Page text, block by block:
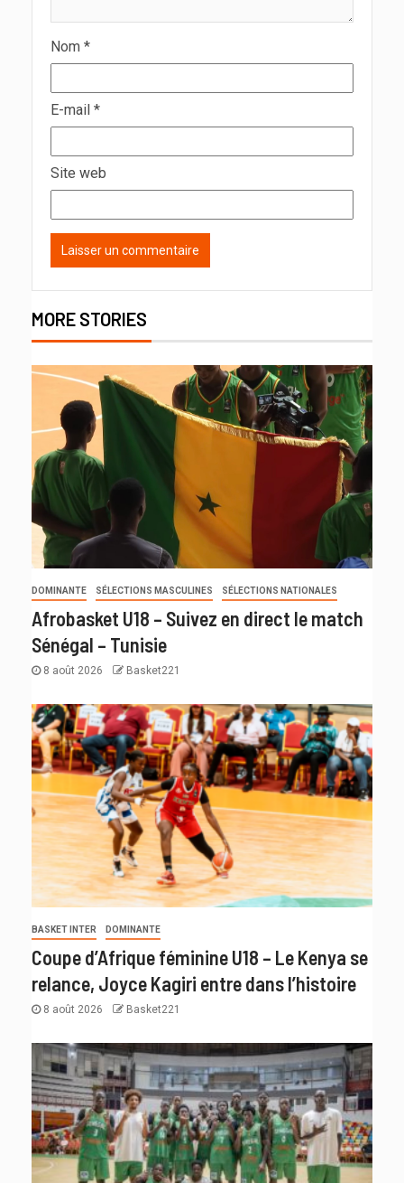
Nom *
E-mail *
Site web
MORE STORIES
DOMINANTE SÉLECTIONS MASCULINES SÉLECTIONS NATIONALES
Afrobasket U18 – Suivez en direct le match
Sénégal – Tunisie
8 août 2026 Basket221
BASKET INTER DOMINANTE
Coupe d’Afrique féminine U18 – Le Kenya se
relance, Joyce Kagiri entre dans l’histoire
8 août 2026 Basket221